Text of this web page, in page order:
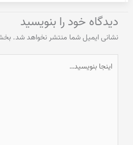
دیدگاه‌ خود را بنویسید
نشانی ایمیل شما منتشر نخواهد شد.
بنویسید…